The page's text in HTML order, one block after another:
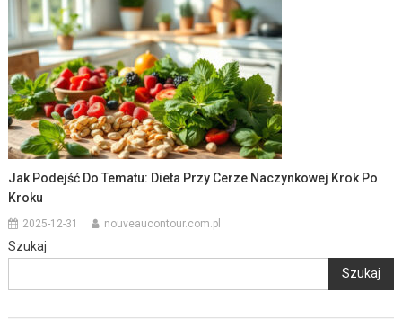
Jak Podejść Do Tematu: Dieta Przy Cerze Naczynkowej Krok Po
Kroku
2025-12-31 nouveaucontour.com.pl
Szukaj
Szukaj